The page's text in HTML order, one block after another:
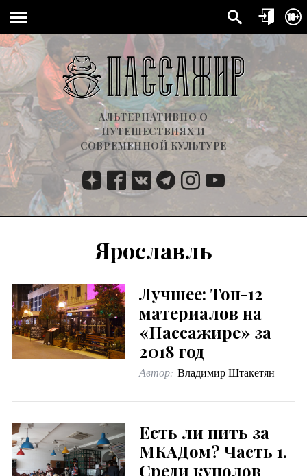
АЛЬТЕРНАТИВНО О
ПУТЕШЕСТВИЯХ И
СОВРЕМЕННОЙ КУЛЬТУРЕ
Ярославль
Лучшее: Топ-12
материалов на
«Пассажире» за
2018 год
Автор: Владимир Штакетян
Есть ли пить за
МКАДом? Часть 1.
Среди куполов